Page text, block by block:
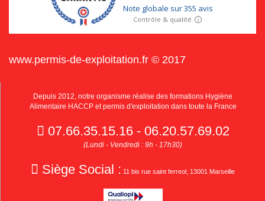
www.permis-de-exploitation.fr © 2017
Depuis 2012, notre organisme réalise des formations Hygiène
Alimentaire HACCP et permis d'exploitation dans toute la France
07.66.35.15.16 - 06.20.57.69.02
(Lundi - Vendredi : 9h - 17h30)
Siège Social : 11 bis rue saint ferreol, 13001 Marseille